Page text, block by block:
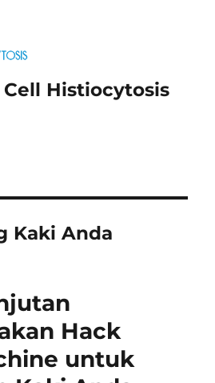
Histiocytosis
Kaki Anda
Hack
untuk